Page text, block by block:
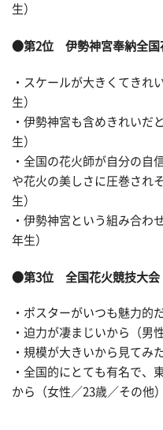
生）
●第2位 伊勢神宮奉納全
・スケールが大きくてきれ
生）
・伊勢神宮も含めきれいだ
生）
・全国の花火師が自分の自
や花火の美しさに圧巻され
生）
・伊勢神宮という組み合わ
年生）
●第3位 全国花火競技大会
・ポスターがいつも魅力的
・迫力が凄まじいから（男
・規模が大きいから見てみ
・全国的にとても有名で、
から（女性／23歳／その他）